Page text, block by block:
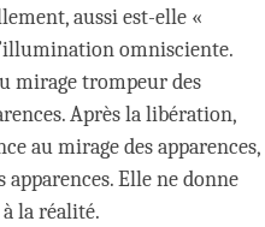
aussi est-elle «
omnisciente.
mirage trompeur des
Après la libération,
au mirage des apparences,
Elle ne donne
la réalité.